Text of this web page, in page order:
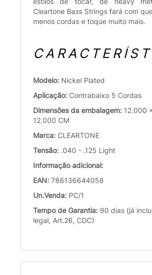
Cleartone Bass Strings fará com
menos cordas e toque muito mais.
Modelo: Nickel Plated
Aplicação: Contrabaixo 5 Cordas
Dimensões da embalagem: 12.000
12.000 CM
Marca: CLEARTONE
Tensão: .040 - .125 Light
Informação adicional:
EAN: 786136644058
Un.Venda: PC/1
Tempo de Garantia: 90 dias (já
legal, Art.26, CDC)